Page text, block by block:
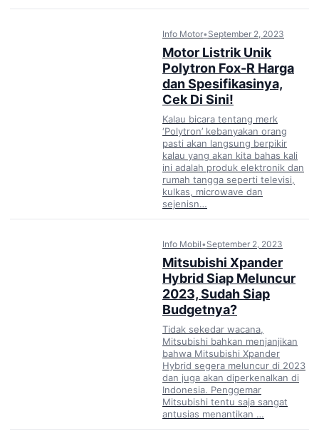
Info Motor• September 2, 2023
Motor Listrik Unik
Polytron Fox-R Harga
dan Spesifikasinya,
Cek Di Sini!
Kalau bicara tentang merk
‘Polytron’ kebanyakan orang
pasti akan langsung berpikir
kalau yang akan kita bahas kali
ini adalah produk elektronik dan
rumah tangga seperti televisi,
kulkas, microwave dan
sejenisn…
Info Mobil• September 2, 2023
Mitsubishi Xpander
Hybrid Siap Meluncur
2023, Sudah Siap
Budgetnya?
Tidak sekedar wacana,
Mitsubishi bahkan menjanjikan
bahwa Mitsubishi Xpander
Hybrid segera meluncur di 2023
dan juga akan diperkenalkan di
Indonesia. Penggemar
Mitsubishi tentu saja sangat
antusias menantikan …